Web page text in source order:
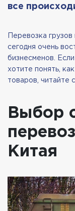
все
Перевозка
сегодня очень
бизнесменов.
хотите понять,
товаров, читайте
Выбор
Китая